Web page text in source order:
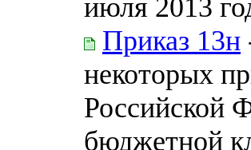
июля 2013
Приказ 13н
некоторых
Российской
бюджетной